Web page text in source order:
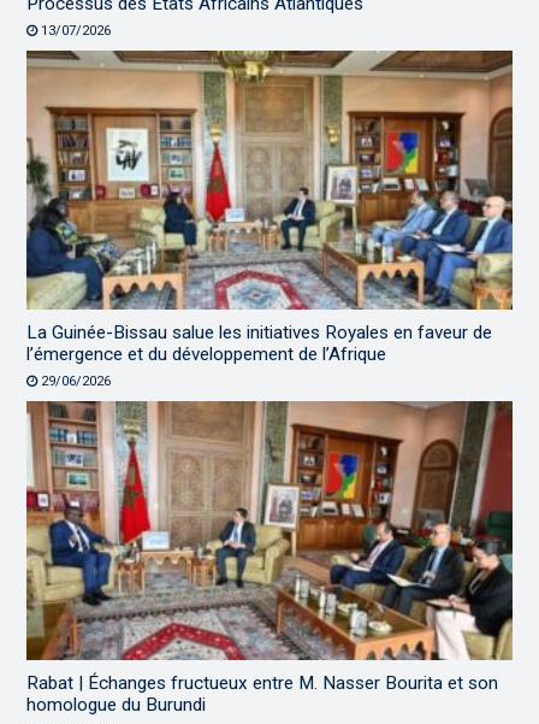
13/07/2026
La Guinée-Bissau salue les initiatives Royales en faveur de
l’émergence et du développement de l’Afrique
29/06/2026
Rabat | Échanges fructueux entre M. Nasser Bourita et son
homologue du Burundi